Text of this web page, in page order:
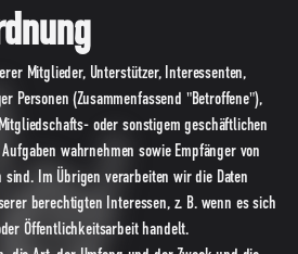
Mitglieder, Unterstützer, Interessenten,
Personen (Zusammenfassend "Betroffene"),
oder sonstigem geschäftlichen
wahrnehmen sowie Empfänger von
sind. Im Übrigen verarbeiten wir die Daten
berechtigten Interessen, z. B. wenn es sich
Öffentlichkeitsarbeit handelt.